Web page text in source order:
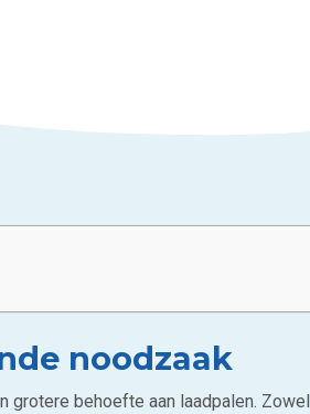
noodzaak
grotere behoefte aan laadpalen. Zowel